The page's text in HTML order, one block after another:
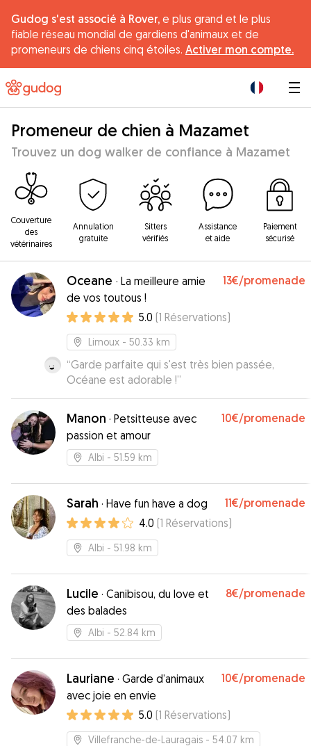
Gudog s'est associé à Rover, e plus grand et le plus
fiable réseau mondial de gardiens d'animaux et de
promeneurs de chiens cinq étoiles. Activer mon compte.
Promeneur de chien à Mazamet
Trouvez un dog walker de confiance à Mazamet
Couverture
des
vétérinaires
Annulation
gratuite
Sitters
vérifiés
Assistance
et aide
Paiement
sécurisé
Oceane · La meilleure amie
de vos toutous !
13€/promenade
5.0 (1 Réservations)
Limoux - 50.33 km
“Garde parfaite qui s'est très bien passée,
Océane est adorable !”
Manon · Petsitteuse avec
passion et amour
10€/promenade
Albi - 51.59 km
Sarah · Have fun have a dog 11€/promenade
4.0 (1 Réservations)
Albi - 51.98 km
Lucile · Canibisou, du love et
des balades
8€/promenade
Albi - 52.84 km
Lauriane · Garde d’animaux
avec joie en envie
10€/promenade
5.0 (1 Réservations)
Villefranche-de-Lauragais - 54.07 km